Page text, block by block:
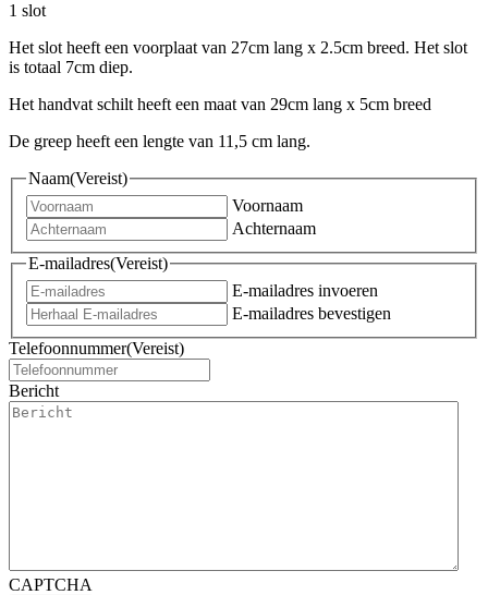
1 slot
Het slot heeft een voorplaat van 27cm lang x 2.5cm breed. Het slot
is totaal 7cm diep.
Het handvat schilt heeft een maat van 29cm lang x 5cm breed
De greep heeft een lengte van 11,5 cm lang.
Naam(Vereist)
Voornaam
Achternaam
E-mailadres(Vereist)
E-mailadres invoeren
E-mailadres bevestigen
Telefoonnummer(Vereist)
Bericht
CAPTCHA